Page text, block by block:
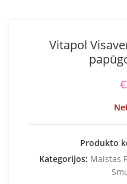
Vitapol
€
Produkto
Kategorijos: Maistas